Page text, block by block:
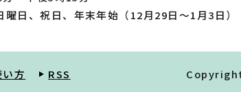
日、祝日、年末年始（12月29日～1月3日）
方 RSS